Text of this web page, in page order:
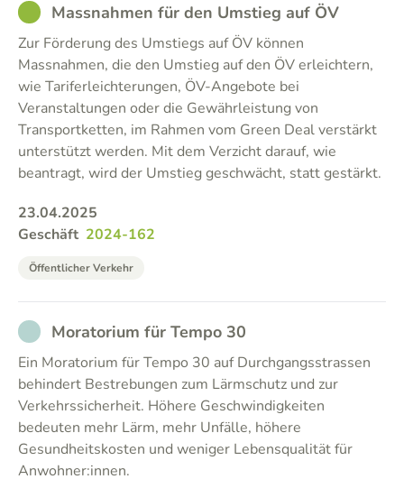
GOODMassnahmen für den Umstieg auf ÖV
Zur Förderung des Umstiegs auf ÖV können
Massnahmen, die den Umstieg auf den ÖV erleichtern,
wie Tariferleichterungen, ÖV-Angebote bei
Veranstaltungen oder die Gewährleistung von
Transportketten, im Rahmen vom Green Deal verstärkt
unterstützt werden. Mit dem Verzicht darauf, wie
beantragt, wird der Umstieg geschwächt, statt gestärkt.
23.04.2025
Geschäft 2024-162
Öffentlicher Verkehr
NOT_PARTICIPATED
Moratorium für Tempo 30
Ein Moratorium für Tempo 30 auf Durchgangsstrassen
behindert Bestrebungen zum Lärmschutz und zur
Verkehrssicherheit. Höhere Geschwindigkeiten
bedeuten mehr Lärm, mehr Unfälle, höhere
Gesundheitskosten und weniger Lebensqualität für
Anwohner:innen.